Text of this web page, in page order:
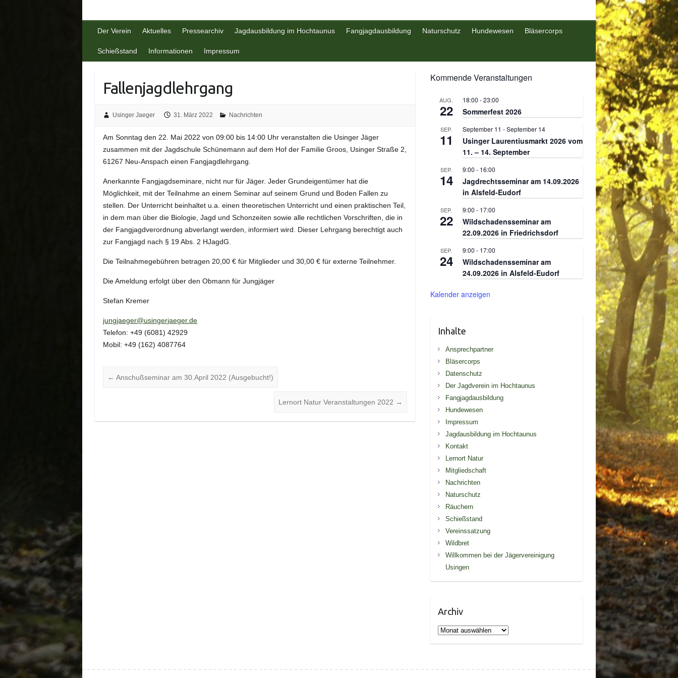
Der Verein Aktuelles Pressearchiv Jagdausbildung im Hochtaunus Fangjagdausbildung Naturschutz Hundewesen Bläsercorps
Schießstand Informationen Impressum
Fallenjagdlehrgang
Usinger Jaeger 31. März 2022 Nachrichten
Am Sonntag den 22. Mai 2022 von 09:00 bis 14:00 Uhr veranstalten die Usinger Jäger
zusammen mit der Jagdschule Schünemann auf dem Hof der Familie Groos, Usinger Straße 2,
61267 Neu-Anspach einen Fangjagdlehrgang.
Anerkannte Fangjagdseminare, nicht nur für Jäger. Jeder Grundeigentümer hat die
Möglichkeit, mit der Teilnahme an einem Seminar auf seinem Grund und Boden Fallen zu
stellen. Der Unterricht beinhaltet u.a. einen theoretischen Unterricht und einen praktischen Teil,
in dem man über die Biologie, Jagd und Schonzeiten sowie alle rechtlichen Vorschriften, die in
der Fangjagdverordnung abverlangt werden, informiert wird. Dieser Lehrgang berechtigt auch
zur Fangjagd nach § 19 Abs. 2 HJagdG.
Die Teilnahmegebühren betragen 20,00 € für Mitglieder und 30,00 € für externe Teilnehmer.
Die Ameldung erfolgt über den Obmann für Jungjäger
Stefan Kremer
jungjaeger@usingerjaeger.de
Telefon: +49 (6081) 42929
Mobil: +49 (162) 4087764
← Anschußseminar am 30.April 2022 (Ausgebucht!)
Lernort Natur Veranstaltungen 2022 →
Kommende Veranstaltungen
AUG.
22
18:00 -23:00
Sommerfest 2026
SEP.
11
September 11 -September 14
Usinger Laurentiusmarkt 2026 vom
11. – 14. September
SEP.
14
9:00 - 16:00
Jagdrechtsseminar am 14.09.2026
in Alsfeld-Eudorf
SEP.
22
9:00 - 17:00
Wildschadensseminar am
22.09.2026 in Friedrichsdorf
SEP.
24
9:00 - 17:00
Wildschadensseminar am
24.09.2026 in Alsfeld-Eudorf
Kalender anzeigen
Inhalte
Ansprechpartner
Bläsercorps
Datenschutz
Der Jagdverein im Hochtaunus
Fangjagdausbildung
Hundewesen
Impressum
Jagdausbildung im Hochtaunus
Kontakt
Lernort Natur
Mitgliedschaft
Nachrichten
Naturschutz
Räuchern
Schießstand
Vereinssatzung
Wildbret
Willkommen bei der Jägervereinigung
Usingen
Archiv
Archiv